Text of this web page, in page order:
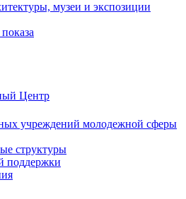
музеи и экспозиции
Центр
учреждений молодежной сферы
структуры
поддержки